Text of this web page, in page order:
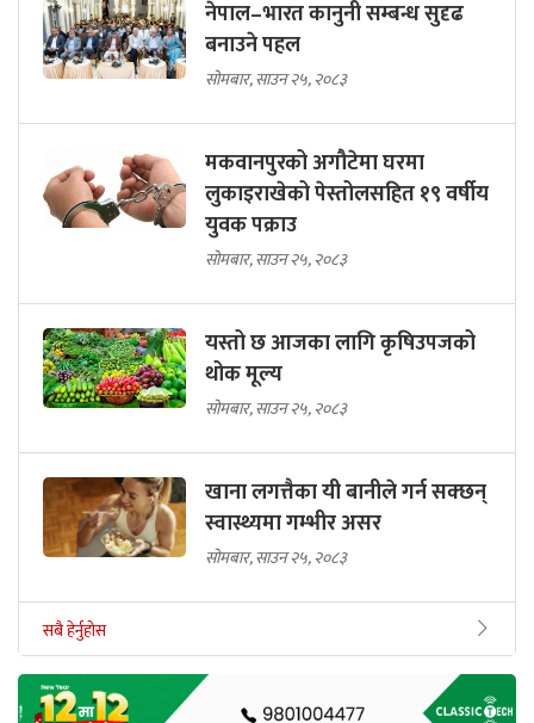
नेपाल–भारत कानुनी सम्बन्ध सुदृढ
बनाउने पहल
सोमबार, साउन २५, २०८३
मकवानपुरको अगौटेमा घरमा
लुकाइराखेको पेस्तोलसहित १९ वर्षीय
युवक पक्राउ
सोमबार, साउन २५, २०८३
यस्तो छ आजका लागि कृषिउपजको
थोक मूल्य
सोमबार, साउन २५, २०८३
खाना लगत्तैका यी बानीले गर्न सक्छन्
स्वास्थ्यमा गम्भीर असर
सोमबार, साउन २५, २०८३
सबै हेर्नुहोस